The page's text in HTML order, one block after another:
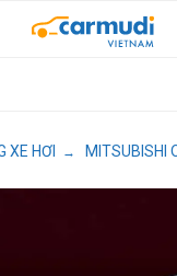
XE HƠI →
MITSUBISHI